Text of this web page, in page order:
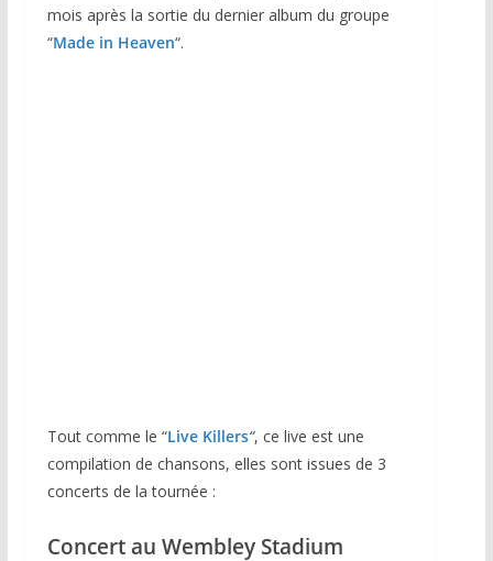
mois après la sortie du dernier album du groupe
“Made in Heaven“.
Tout comme le “Live Killers“, ce live est une
compilation de chansons, elles sont issues de 3
concerts de la tournée :
Concert au Wembley Stadium